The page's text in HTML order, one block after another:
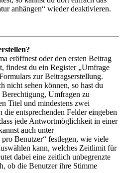
anhängen“ wieder deaktivieren.
eröffnest oder den ersten Beitrag
findest du ein Register „Umfrage
zur Beitragserstellung.
nicht sehen können, so hast du
Umfragen zu
Titel und mindestens zwei
entsprechenden Felder eingeben
jede Antwortmöglichkeit in einer
auch unter
Benutzer“ festlegen, wie viele
kann, welches Zeitlimit für
dabei eine zeitlich unbegrenzte
ob die Benutzer ihre Stimme